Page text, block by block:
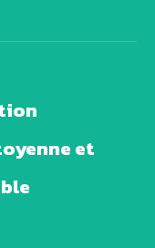
et